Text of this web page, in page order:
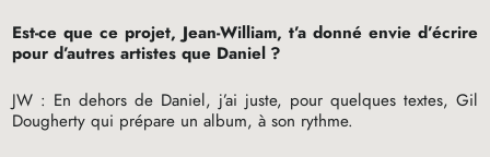
Est-ce que ce projet, Jean-William, t’a donné envie d’écrire
pour d’autres artistes que Daniel ?
JW : En dehors de Daniel, j’ai juste, pour quelques textes, Gil
Dougherty qui prépare un album, à son rythme.